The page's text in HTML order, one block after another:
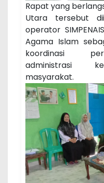
Rapat yang
Utara tersebut
operator
Agama Islam
koordinasi
administrasi
masyarakat.